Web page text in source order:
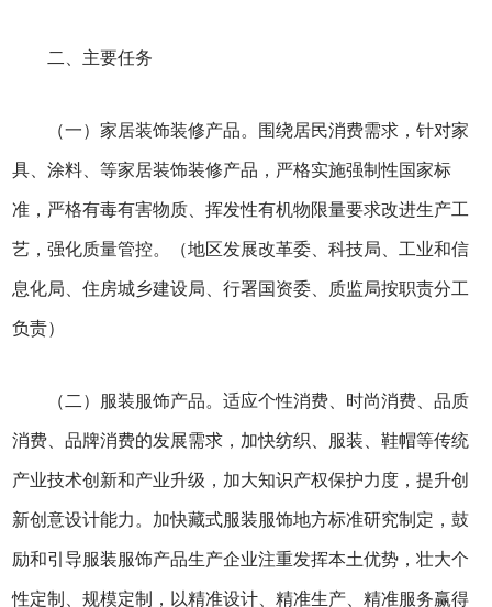
二、主要任务
（一）家居装饰装修产品。围绕居民消费需求，针对家
具、涂料、等家居装饰装修产品，严格实施强制性国家标
准，严格有毒有害物质、挥发性有机物限量要求改进生产工
艺，强化质量管控。（地区发展改革委、科技局、工业和信
息化局、住房城乡建设局、行署国资委、质监局按职责分工
负责）
（二）服装服饰产品。适应个性消费、时尚消费、品质
消费、品牌消费的发展需求，加快纺织、服装、鞋帽等传统
产业技术创新和产业升级，加大知识产权保护力度，提升创
新创意设计能力。加快藏式服装服饰地方标准研究制定，鼓
励和引导服装服饰产品生产企业注重发挥本土优势，壮大个
性定制、规模定制，以精准设计、精准生产、精准服务赢得